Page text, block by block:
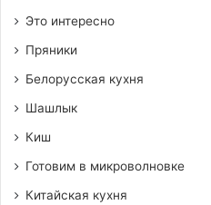
Это интересно
Пряники
Белорусская кухня
Шашлык
Киш
Готовим в микроволновке
Китайская кухня